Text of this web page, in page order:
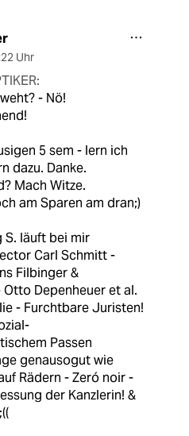
Uhr
- Nö!
5 sem - lern ich
dazu. Danke.
Mach Witze.
am Sparen am dran;)
S. läuft bei mir
Carl Schmitt -
Filbinger &
Depenheuer et al.
- Furchtbare Juristen!
Passen
genausogut wie
Rädern - Zeró noir -
der Kanzlerin! &